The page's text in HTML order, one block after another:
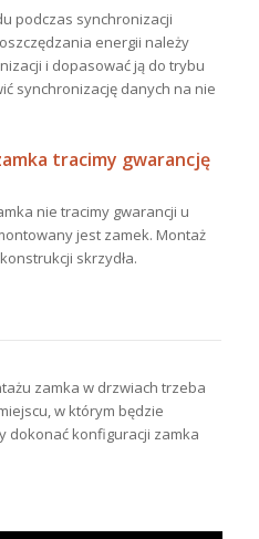
podczas synchronizacji
energii należy
i dopasować ją do trybu
synchronizację danych na nie
tracimy gwarancję
nie tracimy gwarancji u
jest zamek. Montaż
skrzydła.
zamka w drzwiach trzeba
w którym będzie
dokonać konfiguracji zamka